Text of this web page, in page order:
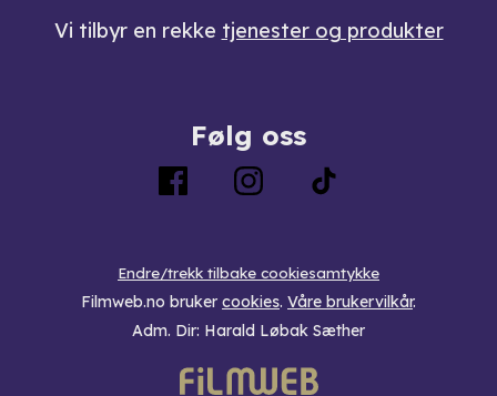
Vi tilbyr en rekke tjenester og produkter
Følg oss
Endre/trekk tilbake cookiesamtykke
Filmweb.no bruker cookies. Våre brukervilkår.
Adm. Dir: Harald Løbak Sæther